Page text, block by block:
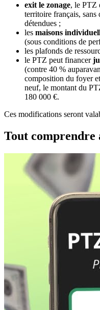
exit le zonage, le PTZ
territoire français, sans
détendues ;
les maisons
(sous conditions de
les plafonds de
le PTZ peut financer
(contre 40 %
composition du foyer
neuf, le montant du
180 000 €.
Ces modifications seront
Tout comprendre